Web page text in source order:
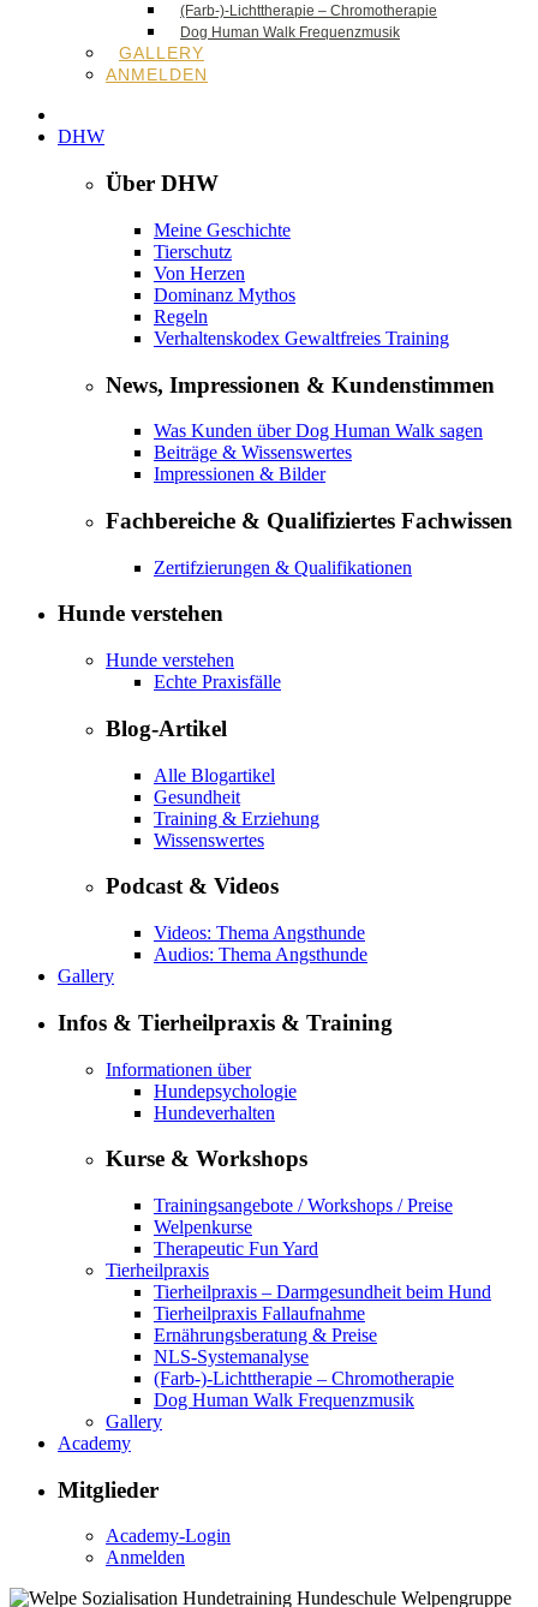
(Farb-)-Lichttherapie – Chromotherapie
Dog Human Walk Frequenzmusik
GALLERY
ANMELDEN
DHW
Über DHW
Meine Geschichte
Tierschutz
Von Herzen
Dominanz Mythos
Regeln
Verhaltenskodex Gewaltfreies Training
News, Impressionen & Kundenstimmen
Was Kunden über Dog Human Walk sagen
Beiträge & Wissenswertes
Impressionen & Bilder
Fachbereiche & Qualifiziertes Fachwissen
Zertifzierungen & Qualifikationen
Hunde verstehen
Hunde verstehen
Echte Praxisfälle
Blog-Artikel
Alle Blogartikel
Gesundheit
Training & Erziehung
Wissenswertes
Podcast & Videos
Videos: Thema Angsthunde
Audios: Thema Angsthunde
Gallery
Infos & Tierheilpraxis & Training
Informationen über
Hundepsychologie
Hundeverhalten
Kurse & Workshops
Trainingsangebote / Workshops / Preise
Welpenkurse
Therapeutic Fun Yard
Tierheilpraxis
Tierheilpraxis – Darmgesundheit beim Hund
Tierheilpraxis Fallaufnahme
Ernährungsberatung & Preise
NLS-Systemanalyse
(Farb-)-Lichttherapie – Chromotherapie
Dog Human Walk Frequenzmusik
Gallery
Academy
Mitglieder
Academy-Login
Anmelden